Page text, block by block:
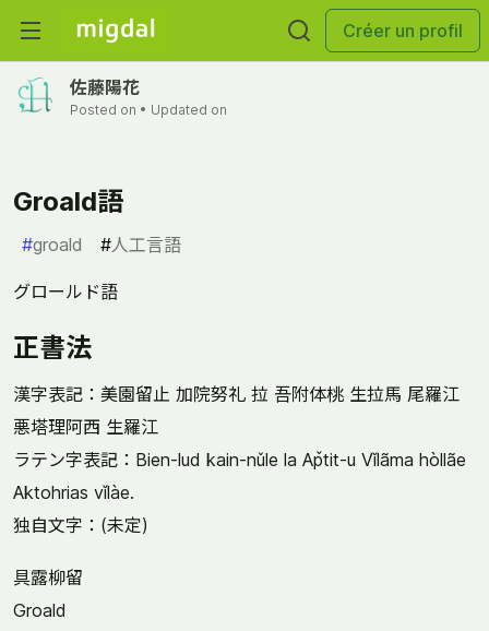
Créer un profil
佐藤陽花
Posted on • Updated on
Groald語
#groald #人工言語
グロールド語
正書法
漢字表記：美園留止 加院努礼 拉 吾附体桃 生拉馬 尾羅江
悪塔理阿西 生羅江
ラテン字表記：Bien-lud kain-nǔle la Ap̌tit-u Vǐlãma hòllãe
Aktohrias vǐlàe.
独自文字：(未定)
具露柳留
Groald